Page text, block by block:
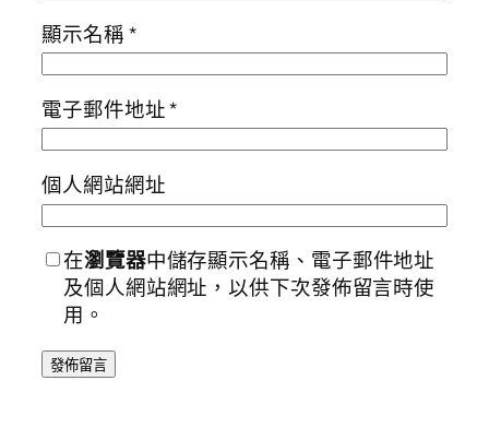
顯示名稱*
電子郵件地址*
個人網站網址
在瀏覽器中儲存顯示名稱、電子郵件地址
及個人網站網址，以供下次發佈留言時使
用。